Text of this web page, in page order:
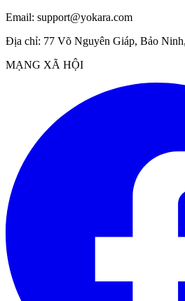
Email: support@yokara.com
Địa chỉ: 77 Võ Nguyên Giáp, Bảo
MẠNG XÃ HỘI